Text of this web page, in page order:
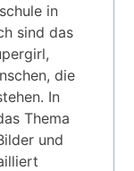
in
sind das
die
In
Thema
und